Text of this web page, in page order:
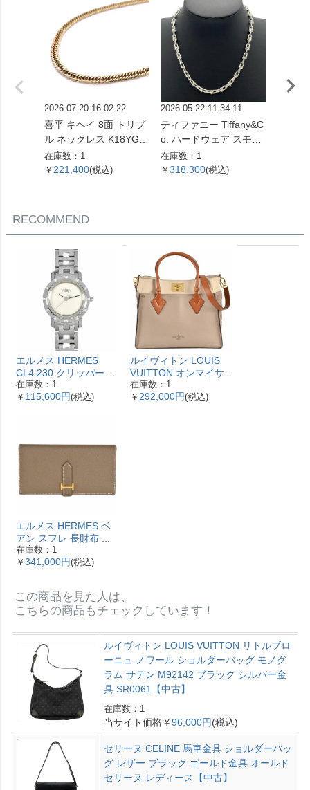
2026-07-20 16:02:22
喜平 キヘイ 8面 トリプ
ル ネックレス K18YG 1
0.4g【中古】
在庫数：1
￥ 221,400(税込)
2026-05-22 11:34:11
ティファニー Tiffany&C
o. ハードウェア スモー
ルリンク ネックレス 60
153093 SV925 42.4g シ
在庫数：1
￥ 318,300(税込)
RECOMMEND
エルメス HERMES
CL4.230 クリッパー ナ
クレ 腕時計 シェル文字
盤 ベゼル12Pダイヤ レ
在庫数：1
￥ 115,600円(税込)
ルイヴィトン LOUIS
VUITTON オンマイサ
イドMM ハンドバッグ
2WAY レザー M53825
在庫数：1
￥ 292,000円(税込)
エルメス HERMES ベ
アン スフレ 長財布 ヴ
ォーエプソン Y刻印 エ
トゥープ ゴールド金具
在庫数：1
￥ 341,000円(税込)
この商品を見た人は、
こちらの商品もチェックしています！
ルイヴィトン LOUIS VUITTON リトルブロ
ーニュ ノワール ショルダーバッグ モノグ
ラム サテン M92142 ブラック シルバー金
具 SR0061【中古】
在庫数：1
当サイト価格￥96,000円(税込)
セリーヌ CELINE 馬車金具 ショルダーバッ
グ レザー ブラック ゴールド金具 オールド
セリーヌ レディース【中古】